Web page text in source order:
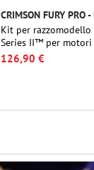
CRIMSON FURY PRO -
Kit per razzomodello
Series II™ per
E, F e G. Progettato
esperti, Crimson Fury
un'esperienza di
126,90 €